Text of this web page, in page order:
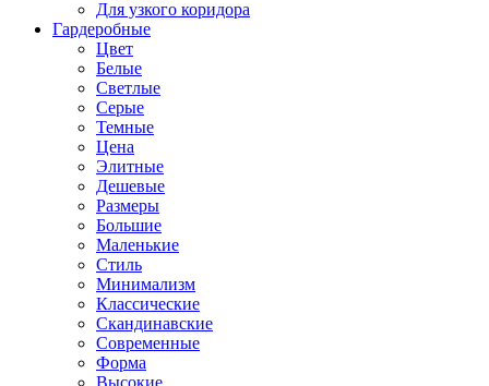
Для узкого коридора
Гардеробные
Цвет
Белые
Светлые
Серые
Темные
Цена
Элитные
Дешевые
Размеры
Большие
Маленькие
Стиль
Минимализм
Классические
Скандинавские
Современные
Форма
Высокие